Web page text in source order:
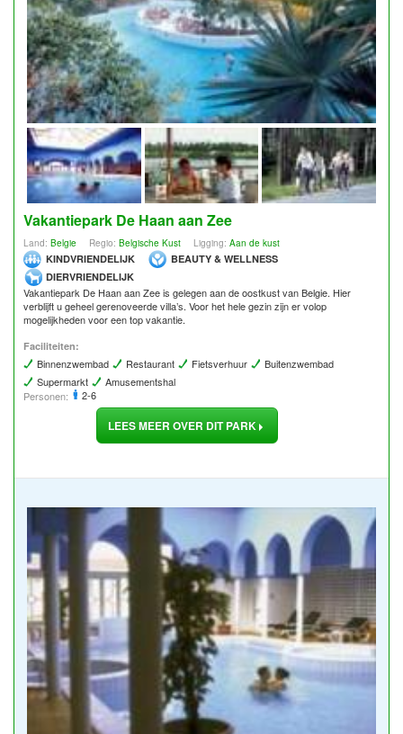
Vakantiepark De Haan aan Zee
Land: Belgie Regio: Belgische Kust Ligging: Aan de kust
KINDVRIENDELIJK
BEAUTY & WELLNESS
DIERVRIENDELIJK
Vakantiepark De Haan aan Zee is gelegen aan de oostkust van Belgie. Hier
verblijft u geheel gerenoveerde villa’s. Voor het hele gezin zijn er volop
mogelijkheden voor een top vakantie.
Faciliteiten:
Binnenzwembad Restaurant Fietsverhuur
Buitenzwembad
Supermarkt
Amusementshal
Personen:
2-6
LEES MEER OVER DIT PARK